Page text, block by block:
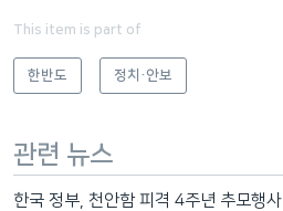
This item is part of
한반도 정치·안보
관련 뉴스
한국 정부, 천안함 피격 4주년 추모행사